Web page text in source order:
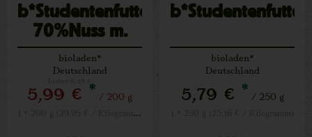
b*Studentenfutter
70%Nuss m.
Cranb.
bioladen*
Deutschland
5,99 € * / 200 g
1 * 200 g (29,95 € / Kilogramm)
b*Studentenfutter
bioladen*
Deutschland
5,79 € * / 250 g